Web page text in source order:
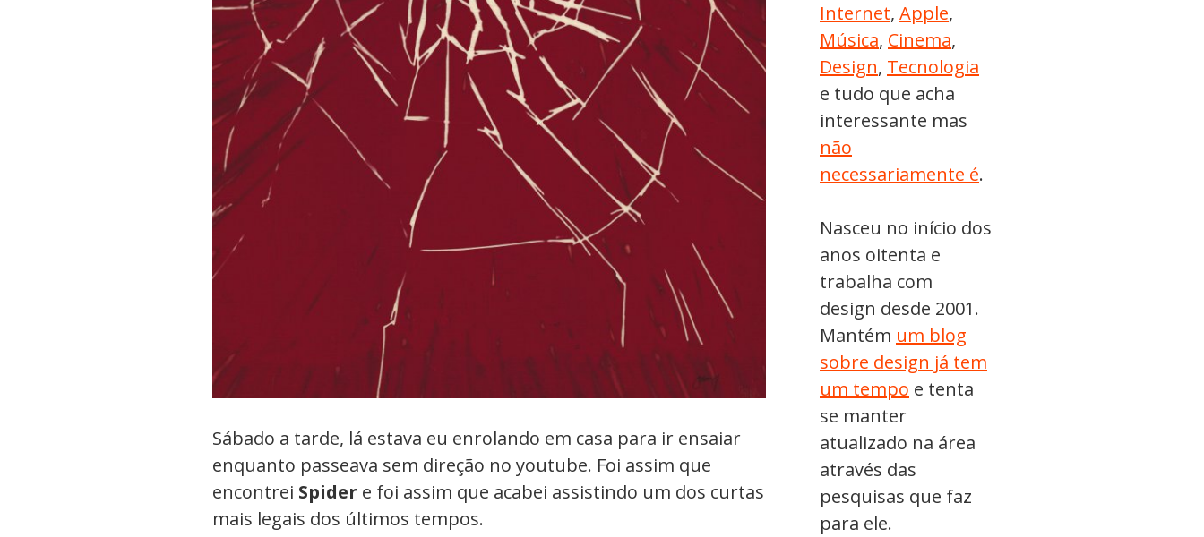
Sábado a tarde, lá estava eu enrolando em casa para ir ensaiar
enquanto passeava sem direção no youtube. Foi assim que
encontrei Spider e foi assim que acabei assistindo um dos curtas
mais legais dos últimos tempos.
Internet, Apple,
Música, Cinema,
Design, Tecnologia
e tudo que acha
interessante mas
não
necessariamente é.
Nasceu no início dos
anos oitenta e
trabalha com
design desde 2001.
Mantém um blog
sobre design já tem
um tempo e tenta
se manter
atualizado na área
através das
pesquisas que faz
para ele.